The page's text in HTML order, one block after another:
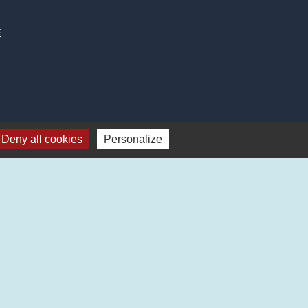
all cookies Personalize